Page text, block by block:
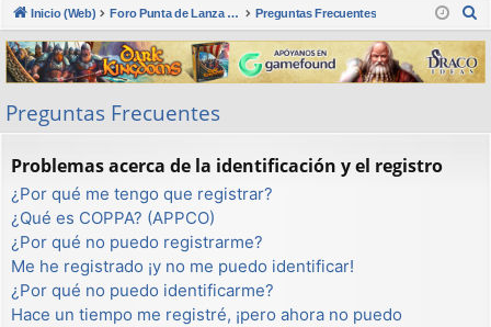
ac
es
rá
pi
os nti
fic
ar
ist
ra
rs
Inicio (Web) Foro Punta de Lanza Wargames Preguntas Frecuentes
s
c
r
Preguntas Frecuentes
Problemas acerca de la identificación y el registro
¿Por qué me tengo que registrar?
¿Qué es COPPA? (APPCO)
¿Por qué no puedo registrarme?
Me he registrado ¡y no me puedo identificar!
¿Por qué no puedo identificarme?
Hace un tiempo me registré, ¡pero ahora no puedo